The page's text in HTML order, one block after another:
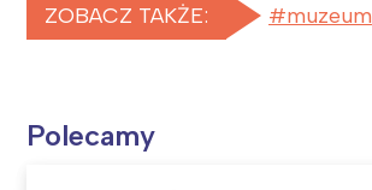
ZOBACZ TAKŻE: muzeum
Polecamy